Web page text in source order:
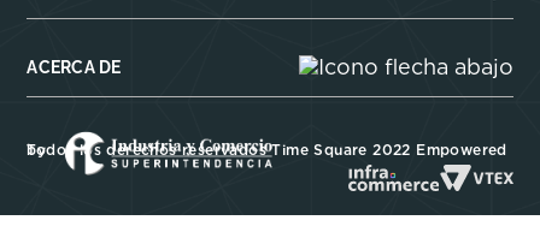
ACERCA DE
Todos los derechos reservados Time Square 2022 Empowered by